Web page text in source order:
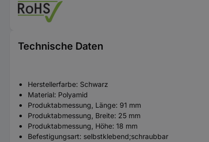
Technische Daten
Herstellerfarbe: Schwarz
Material: Polyamid
Produktabmessung, Länge: 91 mm
Produktabmessung, Breite: 25 mm
Produktabmessung, Höhe: 18 mm
Befestigungsart: selbstklebend;schraubbar